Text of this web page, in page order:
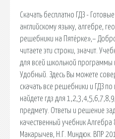
Скачать бесплатно ГДЗ -
английскому языку, алгебре,
решебники на Пятёрке»,–
читаете эти строки, значит.
для всей школьной программы
Удобный. Здесь Вы можете
скачать все решебники и ГДЗ
найдете гдз для
предмету. Ответы и решение
качественный учебник
Макарычев, Н.Г. Миндюк. ВПР